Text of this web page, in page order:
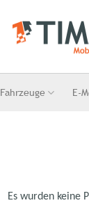
Fahrzeuge E-
Es wurden keine